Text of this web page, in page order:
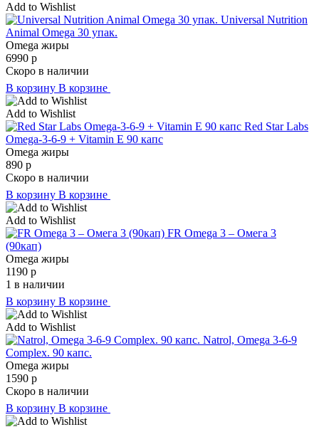
Add to Wishlist
Universal Nutrition
Animal Omega 30 упак.
Omega жиры
6990 р
Скоро в наличии
В корзину В корзине
Add to Wishlist
Red Star Labs
Omega-3-6-9 + Vitamin E 90 капс
Omega жиры
890 р
Скоро в наличии
В корзину В корзине
Add to Wishlist
FR Omega 3 – Омега 3
(90кап)
Omega жиры
1190 р
1 в наличии
В корзину В корзине
Add to Wishlist
Natrol, Omega 3-6-9
Complex. 90 капс.
Omega жиры
1590 р
Скоро в наличии
В корзину В корзине